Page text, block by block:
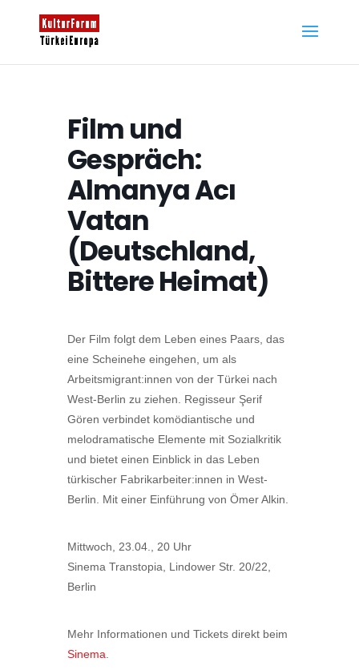
Film und
Gespräch:
Almanya Acı
Vatan
(Deutschland,
Bittere Heimat)
Der Film folgt dem Leben eines Paars, das
eine Scheinehe eingehen, um als
Arbeitsmigrant:innen von der Türkei nach
West-Berlin zu ziehen. Regisseur Şerif
Gören verbindet komödiantische und
melodramatische Elemente mit Sozialkritik
und bietet einen Einblick in das Leben
türkischer Fabrikarbeiter:innen in West-
Berlin. Mit einer Einführung von Ömer Alkin.
Mittwoch, 23.04., 20 Uhr
Sinema Transtopia, Lindower Str. 20/22,
Berlin
Mehr Informationen und Tickets direkt beim
Sinema